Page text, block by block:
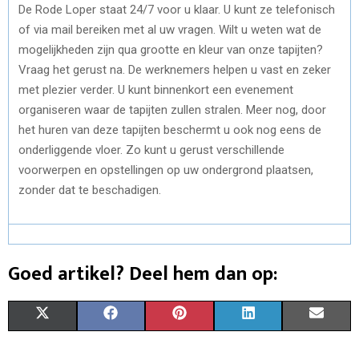
De Rode Loper staat 24/7 voor u klaar. U kunt ze telefonisch
of via mail bereiken met al uw vragen. Wilt u weten wat de
mogelijkheden zijn qua grootte en kleur van onze tapijten?
Vraag het gerust na. De werknemers helpen u vast en zeker
met plezier verder. U kunt binnenkort een evenement
organiseren waar de tapijten zullen stralen. Meer nog, door
het huren van deze tapijten beschermt u ook nog eens de
onderliggende vloer. Zo kunt u gerust verschillende
voorwerpen en opstellingen op uw ondergrond plaatsen,
zonder dat te beschadigen.
Goed artikel? Deel hem dan op: